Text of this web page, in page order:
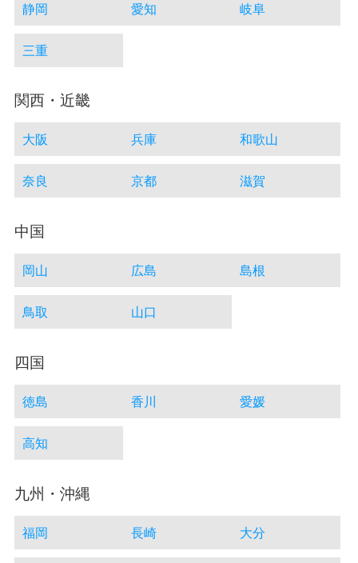
静岡 愛知 岐阜
三重
関西・近畿
大阪 兵庫 和歌山
奈良 京都 滋賀
中国
岡山 広島 島根
鳥取 山口
四国
徳島 香川 愛媛
高知
九州・沖縄
福岡 長崎 大分